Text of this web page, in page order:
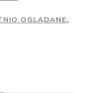
OGLĄDANE,